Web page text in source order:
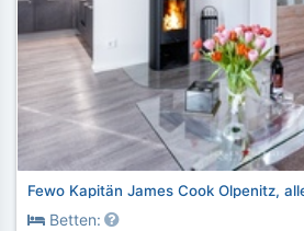
Fewo Kapitän James Cook Olpenitz,
Betten: